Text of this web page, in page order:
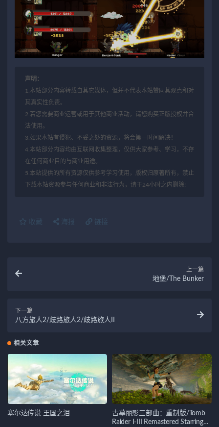
声明：
1.本站部分内容转载自其它媒体，但并不代表本站赞同其观点和对
其真实性负责。
2.若您需要商业运营或用于其他商业活动，请您购买正版授权并合
法使用。
3.如果本站有侵犯、不妥之处的资源，将会第一时间解决！
4.本站部分内容均由互联网收集整理，仅供大家参考、学习，不存
在任何商业目的与商业用途。
5.本站提供的所有资源仅供参考学习使用，版权归原著所有，禁止
下载本站资源参与任何商业和非法行为，请于24小时之内删除!
收藏 海报 链接
上一篇
地堡/The Bunker
下一篇
八方旅人2/歧路旅人2/歧路旅人II
相关文章
塞尔达传说 王国之泪
古墓丽影三部曲：重制版/Tomb
Raider I-III Remastered Starring